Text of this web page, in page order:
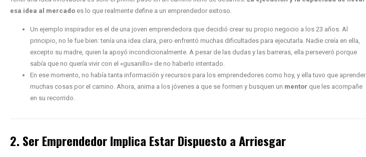
esa idea al mercado es lo que realmente define a un emprendedor exitoso.
Un ejemplo inspirador es el de una joven emprendedora que decidió crear su propio negocio a los 23 años. Al
principio, no le fue bien: tenía una idea clara, pero enfrentó muchas dificultades para ejecutarla. Nadie creía en ella,
excepto su madre, quien la apoyó incondicionalmente. A pesar de las dudas y las barreras, ella perseveró porque
sabía que no quería vivir con el «gusanillo» de no haberlo intentado.
En ese momento, no había tanta información y recursos para los emprendedores como hoy, y ella tuvo que aprender
muchas cosas por el camino. Ahora, anima a los jóvenes a que se formen y busquen un mentor que les acompañe
en su recorrido.
2. Ser Emprendedor Implica Estar Dispuesto a Arriesgar